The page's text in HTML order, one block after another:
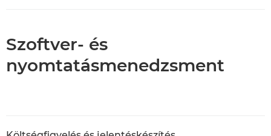
Szoftver- és
nyomtatásmenedzsment